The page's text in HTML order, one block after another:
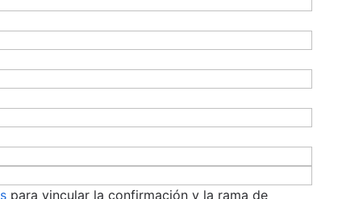
para vincular la confirmación y la rama de